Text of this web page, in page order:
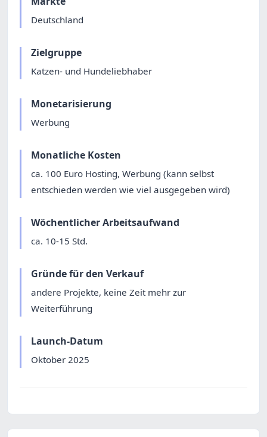
Deutschland
Zielgruppe
Katzen- und Hundeliebhaber
Monetarisierung
Werbung
Monatliche Kosten
ca. 100 Euro Hosting, Werbung (kann selbst
entschieden werden wie viel ausgegeben wird)
Wöchentlicher Arbeitsaufwand
ca. 10-15 Std.
Gründe für den Verkauf
andere Projekte, keine Zeit mehr zur
Weiterführung
Launch-Datum
Oktober 2025